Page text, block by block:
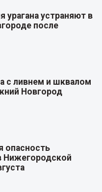
урагана устраняют в
после
с ливнем и шквалом
Новгород
опасность
Нижегородской